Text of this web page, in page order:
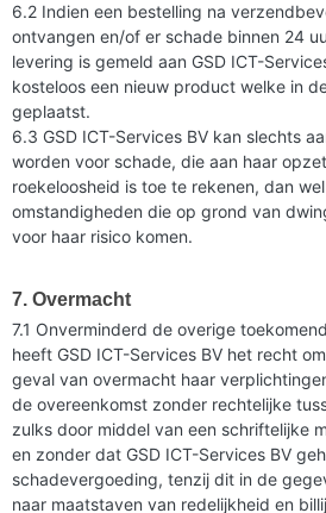
6.2 Indien een bestelling na
ontvangen en/of er schade binnen 24
levering is gemeld aan GSD ICT-
kosteloos een nieuw product welke in
geplaatst.
6.3 GSD ICT-Services BV kan slechts
worden voor schade, die aan haar
roekeloosheid is toe te rekenen, dan
omstandigheden die op grond van
voor haar risico komen.
7. Overmacht
7.1 Onverminderd de overige
heeft GSD ICT-Services BV het recht
geval van overmacht haar
de overeenkomst zonder rechtelijke
zulks door middel van een schriftelijke
en zonder dat GSD ICT-Services BV
schadevergoeding, tenzij dit in de
naar maatstaven van redelijkheid en